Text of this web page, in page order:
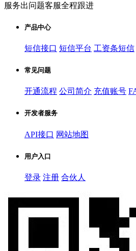
服务出问题客服全程跟进
产品中心
短信接口 短信平台 工资条短信
常见问题
开通流程 公司简介 充值账号
开发者服务
API接口 网站地图
用户入口
登录 注册 合伙人